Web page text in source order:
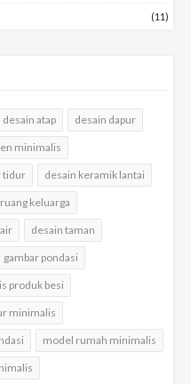
(11)
desain atap desain dapur
minimalis
tidur desain keramik lantai
keluarga
desain taman
gambar pondasi
produk besi
minimalis
model rumah minimalis